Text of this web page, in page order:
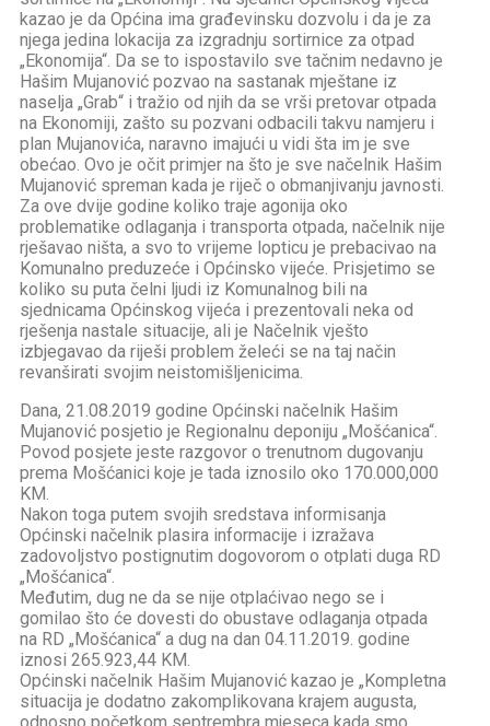
kazao je da Općina ima građevinsku dozvolu i da je za
njega jedina lokacija za izgradnju sortirnice za otpad
„Ekonomija“. Da se to ispostavilo sve tačnim nedavno je
Hašim Mujanović pozvao na sastanak mještane iz
naselja „Grab“ i tražio od njih da se vrši pretovar otpada
na Ekonomiji, zašto su pozvani odbacili takvu namjeru i
plan Mujanovića, naravno imajući u vidi šta im je sve
obećao. Ovo je očit primjer na što je sve načelnik Hašim
Mujanović spreman kada je riječ o obmanjivanju javnosti.
Za ove dvije godine koliko traje agonija oko
problematike odlaganja i transporta otpada, načelnik nije
rješavao ništa, a svo to vrijeme lopticu je prebacivao na
Komunalno preduzeće i Općinsko vijeće. Prisjetimo se
koliko su puta čelni ljudi iz Komunalnog bili na
sjednicama Općinskog vijeća i prezentovali neka od
rješenja nastale situacije, ali je Načelnik vješto
izbjegavao da riješi problem želeći se na taj način
revanširati svojim neistomišljenicima.
Dana, 21.08.2019 godine Općinski načelnik Hašim
Mujanović posjetio je Regionalnu deponiju „Mošćanica“.
Povod posjete jeste razgovor o trenutnom dugovanju
prema Mošćanici koje je tada iznosilo oko 170.000,000
KM.
Nakon toga putem svojih sredstava informisanja
Općinski načelnik plasira informacije i izražava
zadovoljstvo postignutim dogovorom o otplati duga RD
„Mošćanica“.
Međutim, dug ne da se nije otplaćivao nego se i
gomilao što će dovesti do obustave odlaganja otpada
na RD „Mošćanica“ a dug na dan 04.11.2019. godine
iznosi 265.923,44 KM.
Općinski načelnik Hašim Mujanović kazao je „Kompletna
situacija je dodatno zakomplikovana krajem augusta,